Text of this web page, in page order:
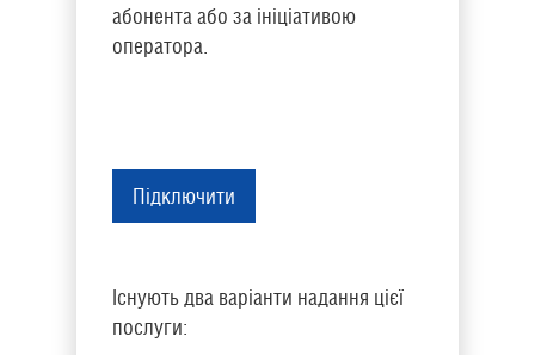
абонента або за ініціативою
оператора.
Підключити
Існують два варіанти надання цієї
послуги: